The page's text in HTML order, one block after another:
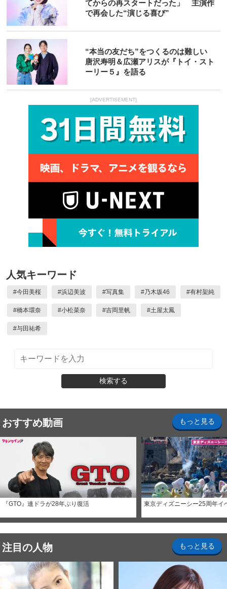
てからの再スタートだった」 主演作
で再会した“演じる喜び”
“本当の友だち”をつくるのは難しい
唐沢寿明＆広瀬アリスが『トイ・スト
ーリー５』を語る
[ADVERTISEMENT]
人気キーワード
#今田美桜 #浜辺美波 #写真集 #乃木坂46 #有村架純
#橋本環奈 #小松菜奈 #吉岡里帆 #土屋太鳳
#与田祐希
検索する
おすすめ動画 もっと見る
『GTO』連ドラが28年ぶり復活 東京ディズニーシー25周年イ
注目の人物 もっと見る